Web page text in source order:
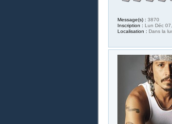
Message(s) : 3870
Inscription : Lun Déc
Localisation : Dans la